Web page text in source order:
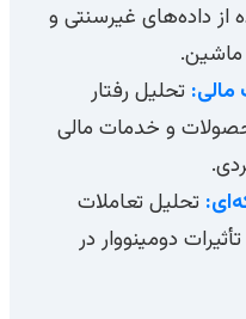
از داده‌های غیرسنتی و
ماشین.
تحلیل رفتار
و خدمات مالی
تحلیل تعاملات
دومینووار در